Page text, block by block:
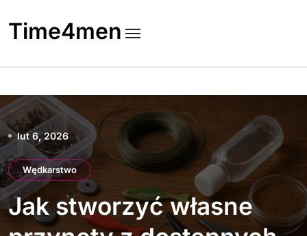
to
content
Time4men
lut 6, 2026
Wędkarstwo
Jak stworzyć własne